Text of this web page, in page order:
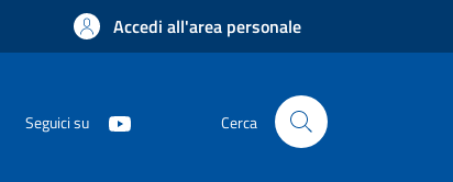
Accedi all'area personale
Seguici su Cerca